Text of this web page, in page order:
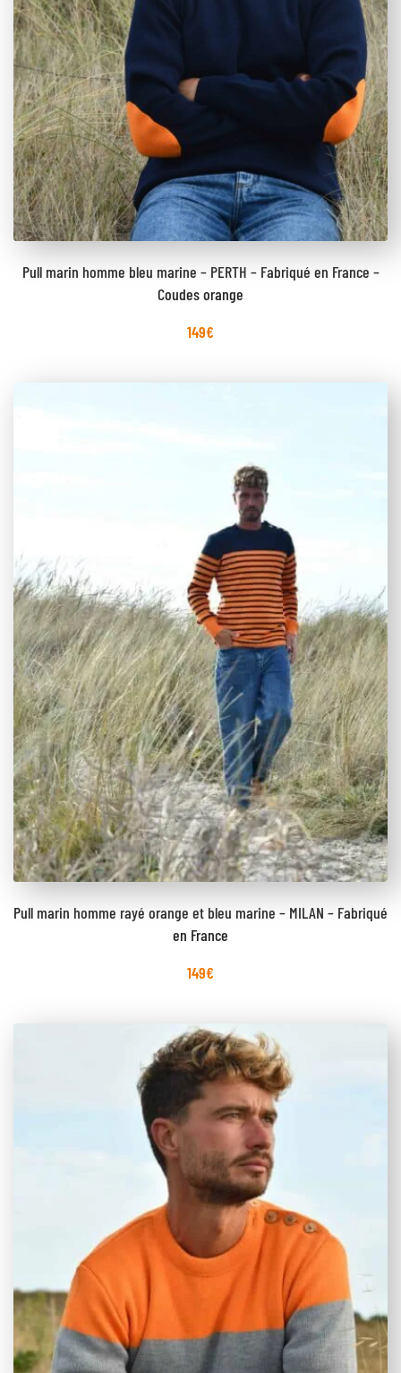
Pull marin homme bleu marine – PERTH – Fabriqué en France –
Coudes orange
149€
Pull marin homme rayé orange et bleu marine – MILAN – Fabriqué
en France
149€